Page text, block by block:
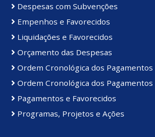
Despesas com Subvenções
Empenhos e Favorecidos
Liquidações e Favorecidos
Orçamento das Despesas
Ordem Cronológica dos Pagamentos
Ordem Cronológica dos Pagamentos
Pagamentos e Favorecidos
Programas, Projetos e Ações